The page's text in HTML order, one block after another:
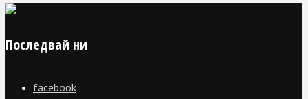
Последвай ни
facebook